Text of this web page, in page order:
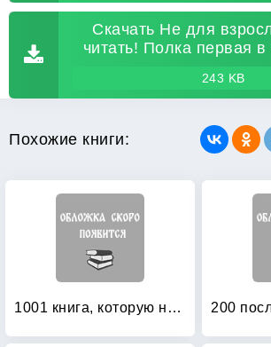
Скачать Не для
читать! Полка первая
243 KB
Похожие книги:
1001 книга, которую нужно прочитать вашему ребенку, пока он не вырос